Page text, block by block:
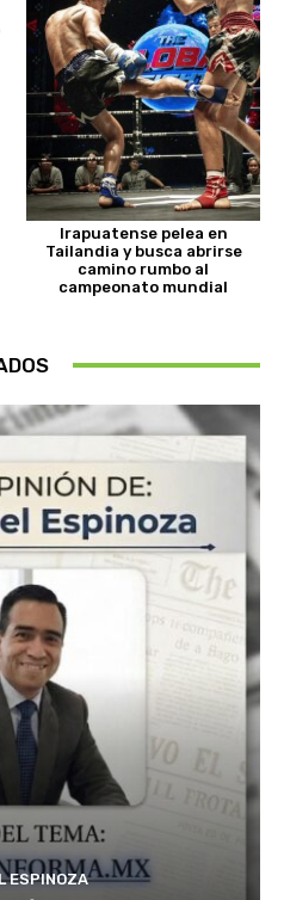
Irapuatense pelea en
Tailandia y busca abrirse
camino rumbo al
campeonato mundial
ESPINOZA